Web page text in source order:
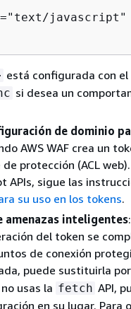
javascript"
está configurada con
si desea un
de dominio
AWS WAF crea un
protección (ACL
APIs, sigue las
su uso en los tokens.
amenazas inteligentes
del token se
de conexión
puede sustituirla
usas la fetch API,
en su lugar.